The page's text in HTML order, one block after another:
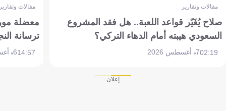
مقالات وتقارير
صلاح يُغَيّر قواعد اللعبة.. هل فقد المشروع
السعودي هيبته أمام الدهاء التركي؟
02:197 أغسطس 2026
مقالات
معضلة
ترسانة
14:576 أغسطس 2026
إعلان